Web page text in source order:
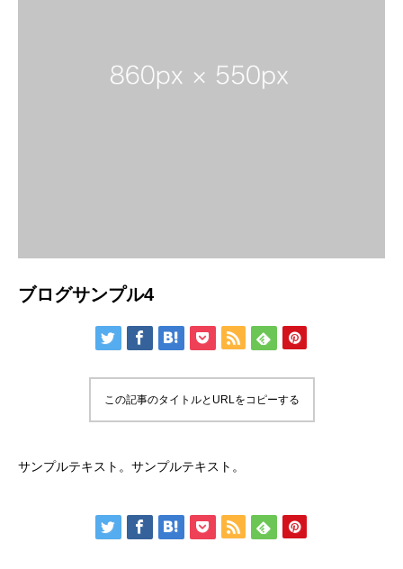
ブログサンプル4
この記事のタイトルとURLをコピーする
サンプルテキスト。サンプルテキスト。